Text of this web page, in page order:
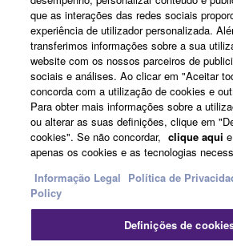
News
About Yamaha
Portugal - English
Consumer
que as interações das redes sociais
experiência de utilizador personalizada.
transferimos informações sobre a sua
website com os nossos parceiros de
sociais e análises. Ao clicar em "Aceitar
concorda com a utilização de cookies e
Para obter mais informações sobre a
ou alterar as suas definições, clique em
cookies". Se não concordar, clique aqui
apenas os cookies e as tecnologias
Informação Legal Política de
Policy
Definições de